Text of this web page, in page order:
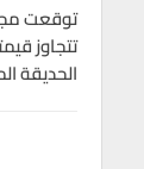
توقعت
الحديقة